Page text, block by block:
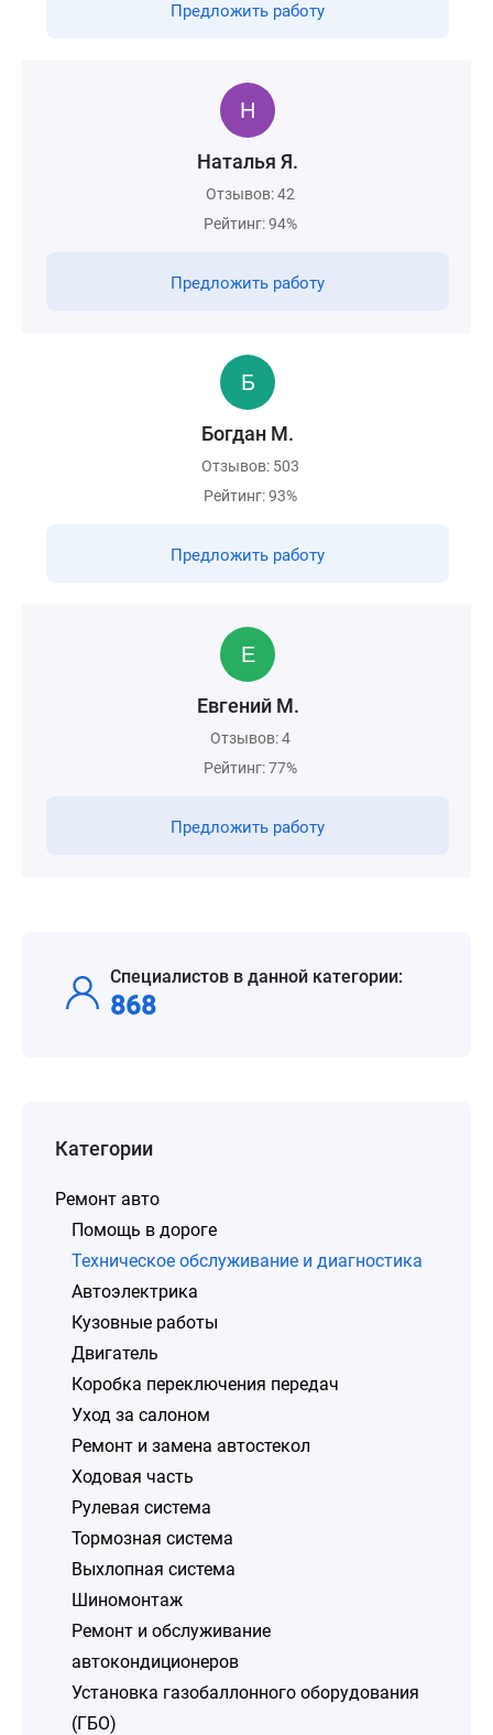
Предложить работу
Наталья Я.
Отзывов: 42
Рейтинг: 94%
Предложить работу
Богдан М.
Отзывов: 503
Рейтинг: 93%
Предложить работу
Евгений М.
Отзывов: 4
Рейтинг: 77%
Предложить работу
Специалистов в данной категории:
868
Категории
Ремонт авто
Помощь в дороге
Техническое обслуживание и диагностика
Автоэлектрика
Кузовные работы
Двигатель
Коробка переключения передач
Уход за салоном
Ремонт и замена автостекол
Ходовая часть
Рулевая система
Тормозная система
Выхлопная система
Шиномонтаж
Ремонт и обслуживание
автокондиционеров
Установка газобаллонного оборудования
(ГБО)